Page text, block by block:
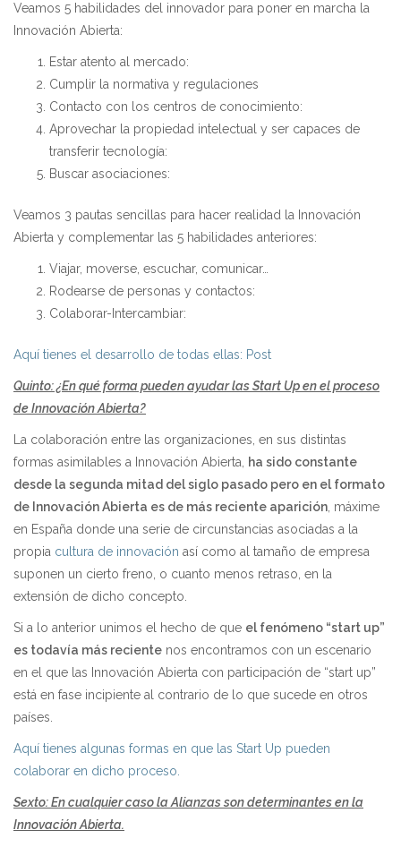
Veamos 5 habilidades del innovador para poner en marcha la
Innovación Abierta:
Estar atento al mercado:
Cumplir la normativa y regulaciones
Contacto con los centros de conocimiento:
Aprovechar la propiedad intelectual y ser capaces de
transferir tecnología:
Buscar asociaciones:
Veamos 3 pautas sencillas para hacer realidad la Innovación
Abierta y complementar las 5 habilidades anteriores:
Viajar, moverse, escuchar, comunicar…
Rodearse de personas y contactos:
Colaborar-Intercambiar:
Aquí tienes el desarrollo de todas ellas: Post
Quinto: ¿En qué forma pueden ayudar las Start Up en el proceso
de Innovación Abierta?
La colaboración entre las organizaciones, en sus distintas
formas asimilables a Innovación Abierta,
ha sido constante
desde la segunda mitad del siglo pasado pero en el formato
de Innovación Abierta es de más reciente aparición , máxime
en España donde una serie de circunstancias asociadas a la
propia cultura de innovación así como al tamaño de empresa
suponen un cierto freno, o cuanto menos retraso, en la
extensión de dicho concepto.
Si a lo anterior unimos el hecho de que el fenómeno “start up”
es todavía más reciente nos encontramos con un escenario
en el que las Innovación Abierta con participación de “start up”
está en fase incipiente al contrario de lo que sucede en otros
países.
Aquí tienes algunas formas en que las Start Up pueden
colaborar en dicho proceso.
Sexto: En cualquier caso la Alianzas son determinantes en la
Innovación Abierta.